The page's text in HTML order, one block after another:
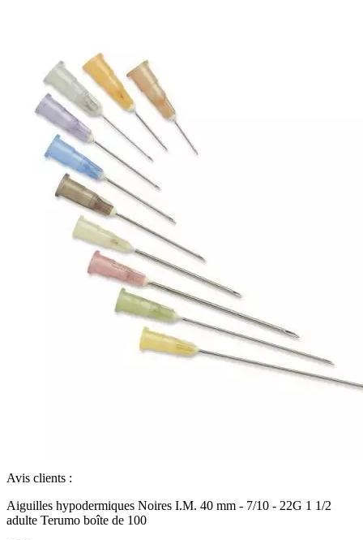
Avis clients :
Aiguilles hypodermiques Noires I.M. 40 mm - 7/10 - 22G 1 1/2
adulte Terumo boîte de 100